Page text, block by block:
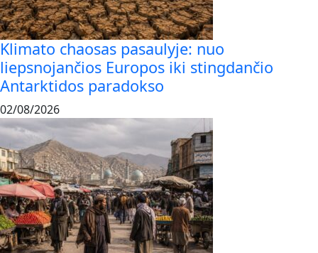
Klimato chaosas pasaulyje: nuo
liepsnojančios Europos iki stingdančio
Antarktidos paradokso
02/08/2026